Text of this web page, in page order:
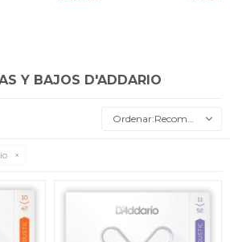
Y BAJOS D'ADDARIO
Recomendados